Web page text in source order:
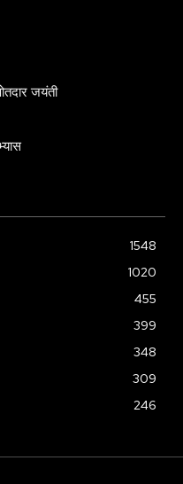
जयंती
1548
1020
455
399
348
309
246